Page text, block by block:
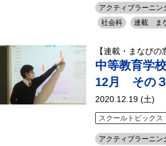
アクティブラーニン
社会科
連載 ま
【連載・まなびの
中等教育学
12月 その３
2020.12.19 (土)
スクールトピックス
アクティブラーニン